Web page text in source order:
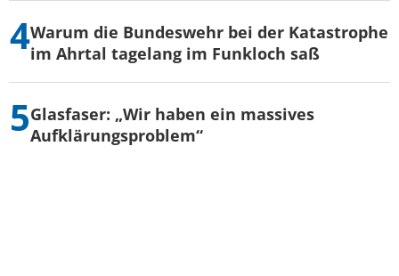
Warum die Bundeswehr bei der Katastrophe
im Ahrtal tagelang im Funkloch saß
Glasfaser: „Wir haben ein massives
Aufklärungsproblem“